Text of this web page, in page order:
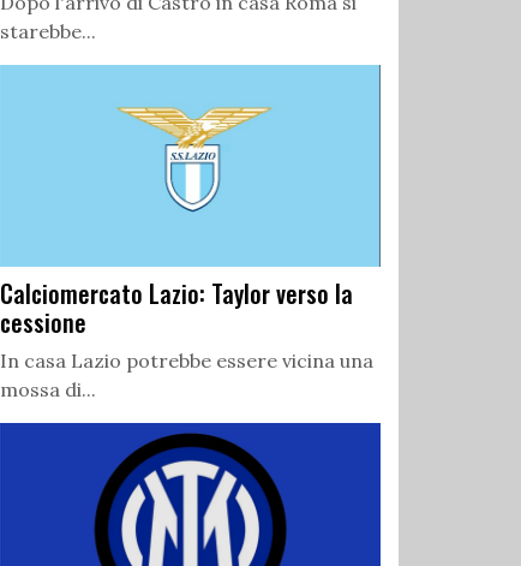
starebbe...
Calciomercato Lazio: Taylor verso la
cessione
In casa Lazio potrebbe essere vicina una
mossa di...